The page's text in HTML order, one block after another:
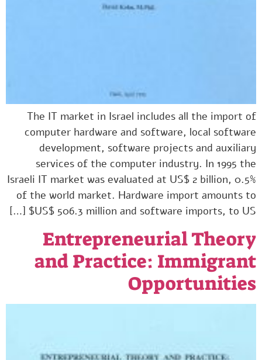
The IT market in Israel includes all the import of
computer hardware and software, local software
development, software projects and auxiliary
services of the computer industry. In 1995 the
Israeli IT market was evaluated at US$ 2 billion, 0.5%
of the world market. Hardware import amounts to
US$ 506.3 million and software imports, to US$ […]
Entrepreneurial Theory
and Practice: Immigrant
Opportunities